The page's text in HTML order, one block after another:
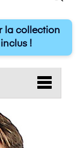
la collection
!